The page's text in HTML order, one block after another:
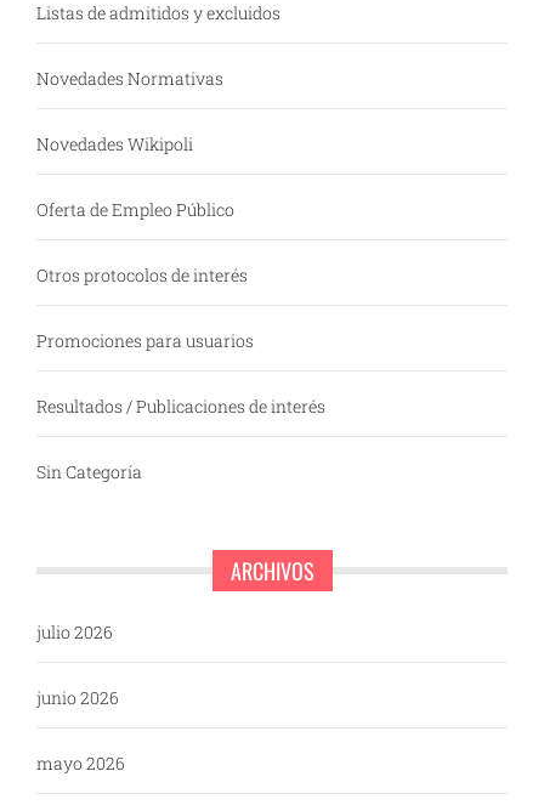
Listas de admitidos y excluidos
Novedades Normativas
Novedades Wikipoli
Oferta de Empleo Público
Otros protocolos de interés
Promociones para usuarios
Resultados / Publicaciones de interés
Sin Categoría
ARCHIVOS
julio 2026
junio 2026
mayo 2026